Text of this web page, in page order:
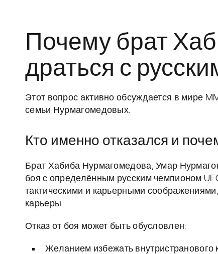
Почему брат
драться с
Этот вопрос активно обсуждается в мире
семьи Нурмагомедовых.
Кто именно отказался и
Брат Хабиба Нурмагомедова, Умар
боя с определённым русским чемпионом
тактическими и карьерными
карьеры.
Отказ от боя может быть обусловлен:
Желанием избежать